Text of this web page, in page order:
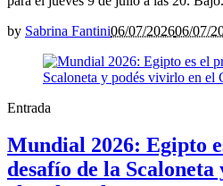
by Sabrina Fantini06/07/202606/07/
Entrada
Mundial 2026: Egipto
desafío de la